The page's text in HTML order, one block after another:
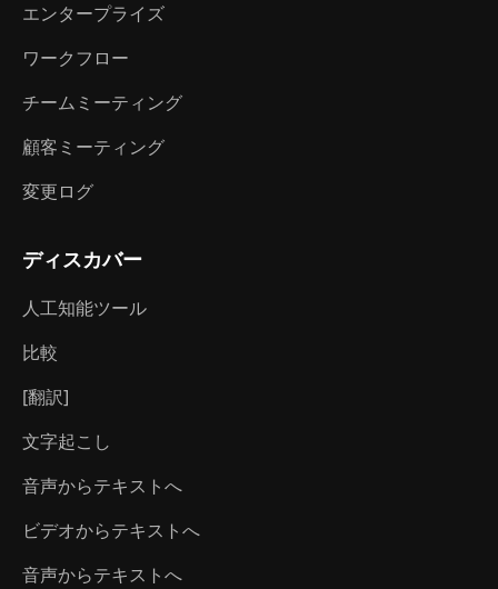
エンタープライズ
ワークフロー
チームミーティング
顧客ミーティング
変更ログ
ディスカバー
人工知能ツール
比較
[翻訳]
文字起こし
音声からテキストへ
ビデオからテキストへ
音声からテキストへ